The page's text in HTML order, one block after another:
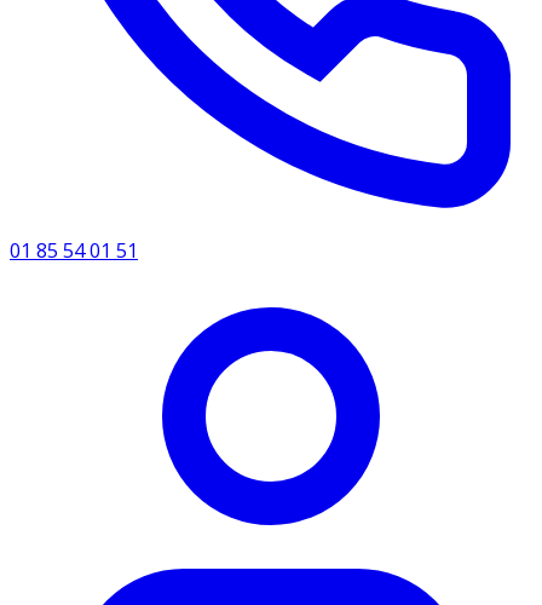
01 85 54 01 51